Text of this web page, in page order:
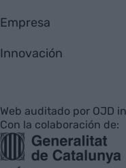
Empresa
Innovación
Web auditado por OJD
Con la colaboración de: